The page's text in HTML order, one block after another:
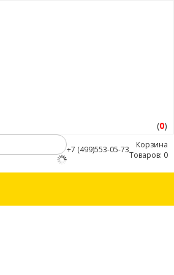
(0)
+7 (499)553-05-73
Корзина
Товаров: 0